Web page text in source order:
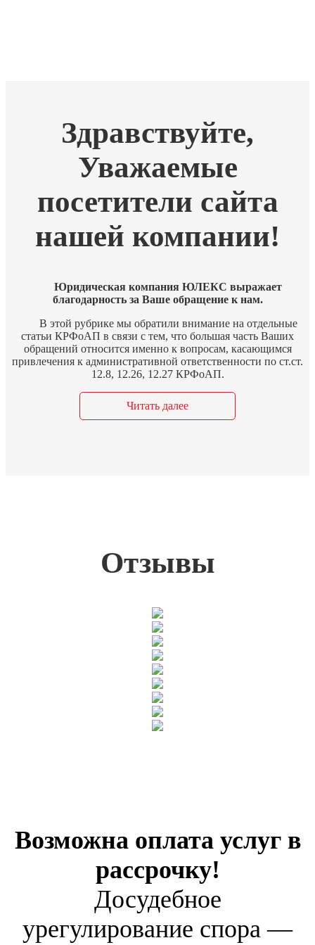
Здравствуйте,
Уважаемые
посетители сайта
нашей компании!
Юридическая компания ЮЛЕКС выражает
благодарность за Ваше обращение к нам.
В этой рубрике мы обратили внимание на отдельные
статьи КРФоАП в связи с тем, что большая часть Ваших
обращений относится именно к вопросам, касающимся
привлечения к административной ответственности по ст.ст.
12.8, 12.26, 12.27 КРФоАП.
Читать далее
Отзывы
Возможна оплата услуг в
рассрочку!
Досудебное
урегулирование спора —